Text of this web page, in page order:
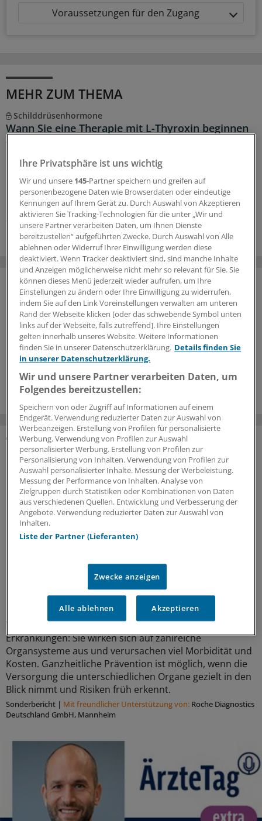
Voraussetzungen für den Zugang
MEHR ZUM THEMA
Schilddrüsenhormone
Wann Sie eine Therapie mit L-Thyroxin beginnen
– und wann überdenken sollten
L-Thyroxin ist eines der am häufigsten verordneten
Medikamente – nicht immer zu Recht. Wann eine
Behandlung mit Schilddrüsenhormonen indiziert ist,
und in welchen Fällen eben nicht.
30.07.2026
SONDERBERICHTE ZUM THEMA
Biomarker gegen Diabetes-Folgen
Typ-2-Diabetes und Adipositas sind keine isolierten
Erkrankungen: Sie wirken sich auf zahlreiche
Organsysteme aus und verursachen viel Morbidität und
Kosten. Ganzheitliche Prävention ist möglich, wenn die
Versorgung die unterschiedlichen Organe gezielt in den
Blick nimmt und Risiken früh erkennt.
Sonderbericht | Mit freundlicher Unterstützung von: Roche Diagnostics
Deutschland GmbH, Mannheim
Ihre Privatsphäre ist uns wichtig
Wir und unsere 145-Partner speichern und greifen auf
personenbezogene Daten wie Browserdaten oder eindeutige
Kennungen auf Ihrem Gerät zu. Durch Auswahl von Akzeptieren
aktivieren Sie Tracking-Technologien für die unter „Wir und
unsere Partner verarbeiten Daten, um Ihnen Dienste
bereitzustellen“ aufgeführten Zwecke. Durch Auswahl von Alle
ablehnen oder Widerruf Ihrer Einwilligung werden diese
deaktiviert. Wenn Tracker deaktiviert sind, sind manche Inhalte
und Anzeigen möglicherweise nicht mehr so relevant für Sie. Sie
können dieses Menü jederzeit wieder aufrufen, um Ihre
Einstellungen zu ändern oder Ihre Einwilligung zu widerrufen,
indem Sie auf den Link Voreinstellungen verwalten am unteren
Rand der Webseite klicken [oder das schwebende Symbol unten
links auf der Webseite, falls zutreffend]. Ihre Einstellungen
gelten innerhalb unseres Website. Weitere Informationen
finden Sie in unserer Datenschutzerklärung. Details finden Sie
in unserer Datenschutzerklärung.
Wir und unsere Partner verarbeiten Daten, um
Folgendes bereitzustellen:
Speichern von oder Zugriff auf Informationen auf einem
Endgerät. Verwendung reduzierter Daten zur Auswahl von
Werbeanzeigen. Erstellung von Profilen für personalisierte
Werbung. Verwendung von Profilen zur Auswahl
personalisierter Werbung. Erstellung von Profilen zur
Personalisierung von Inhalten. Verwendung von Profilen zur
Auswahl personalisierter Inhalte. Messung der Werbeleistung.
Messung der Performance von Inhalten. Analyse von
Zielgruppen durch Statistiken oder Kombinationen von Daten
aus verschiedenen Quellen. Entwicklung und Verbesserung der
Angebote. Verwendung reduzierter Daten zur Auswahl von
Inhalten.
Liste der Partner (Lieferanten)
Zwecke anzeigen
Alle ablehnen Akzeptieren